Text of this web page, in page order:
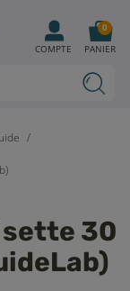
30
COMPTE PANIER
0